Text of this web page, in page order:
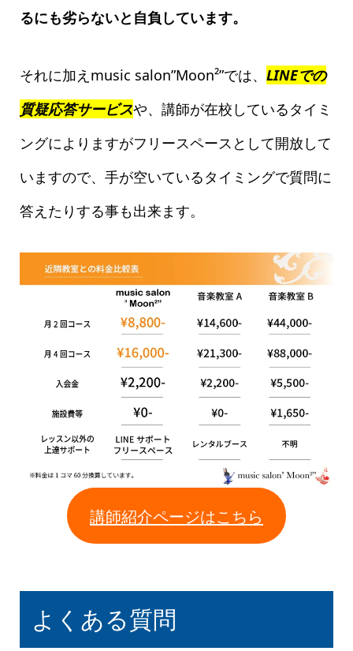
るにも劣らないと自負しています。
それに加えmusic salon”Moon²”では、 LINEでの
質疑応答サービスや、講師が在校しているタイミ
ングによりますがフリースペースとして開放して
いますので、手が空いているタイミングで質問に
答えたりする事も出来ます。
講師紹介ページはこちら
よくある質問